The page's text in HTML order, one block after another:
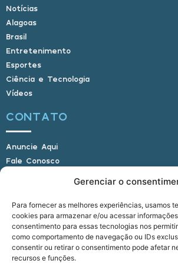
Gerenciar o
Para fornecer as melhores experiências, usamos
cookies para armazenar e/ou acessar
consentimento para essas tecnologias nos
como comportamento de navegação ou IDs
consentir ou retirar o consentimento pode afetar
recursos e funções.
Notícias
Alagoas
Brasil
Entretenimento
Esportes
Ciência e Tecnologia
Vídeos
CONTATO
Anuncie Aqui
Fale Conosco
E-mail:
Telefone: (82) 9 9691-0391
Responsável Técnico:
Rua do Sau - Centro - Anadia